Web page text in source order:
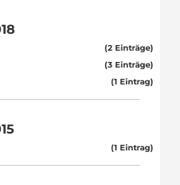
(2 Einträge)
(3 Einträge)
(1 Eintrag)
(1 Eintrag)